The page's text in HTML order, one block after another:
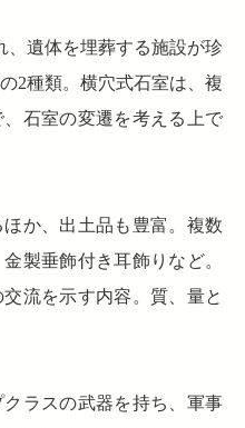
、遺体を埋葬する施設が珍
2種類。横穴式石室は、複
石室の変遷を考える上で
か、出土品も豊富。複数
製垂飾付き耳飾りなど。
流を示す内容。質、量と
ラスの武器を持ち、軍事